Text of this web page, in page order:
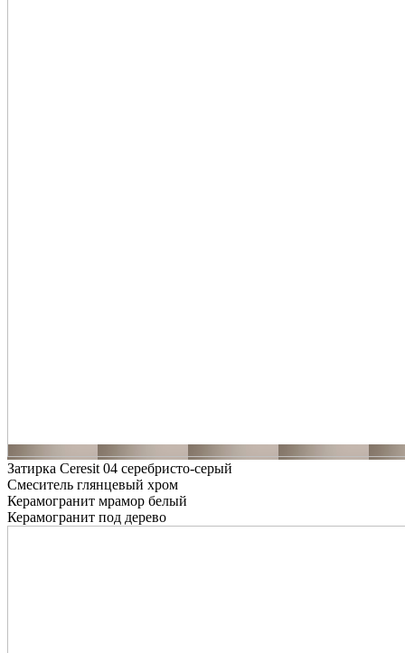
Затирка Ceresit 04 серебристо-серый
Смеситель глянцевый хром
Керамогранит мрамор белый
Керамогранит под дерево